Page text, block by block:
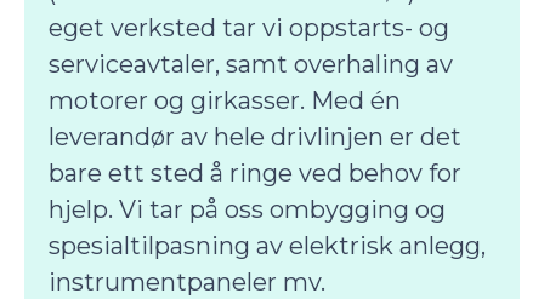
eget verksted tar vi oppstarts- og
serviceavtaler, samt overhaling av
motorer og girkasser. Med én
leverandør av hele drivlinjen er det
bare ett sted å ringe ved behov for
hjelp. Vi tar på oss ombygging og
spesialtilpasning av elektrisk anlegg,
instrumentpaneler mv.